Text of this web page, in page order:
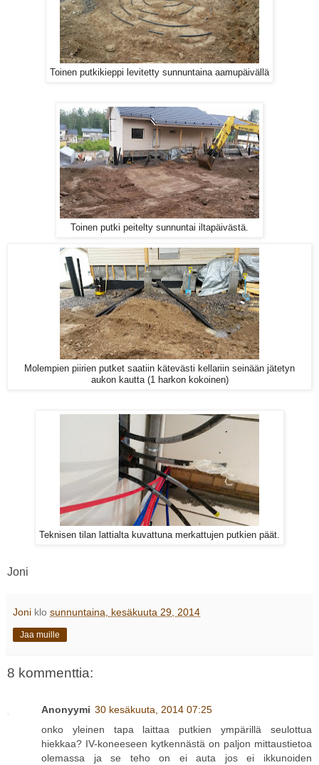
Toinen putkikieppi levitetty sunnuntaina aamupäivällä
Toinen putki peitelty sunnuntai iltapäivästä.
Molempien piirien putket saatiin kätevästi kellariin seinään jätetyn
aukon kautta (1 harkon kokoinen)
Teknisen tilan lattialta kuvattuna merkattujen putkien päät.
Joni
Joni klo sunnuntaina, kesäkuuta 29, 2014
Jaa muille
8 kommenttia:
Anonyymi 30 kesäkuuta, 2014 07:25
onko yleinen tapa laittaa putkien ympärillä seulottua
hiekkaa? IV-koneeseen kytkennästä on paljon mittaustietoa
olemassa ja se teho on ei auta jos ei ikkunoiden